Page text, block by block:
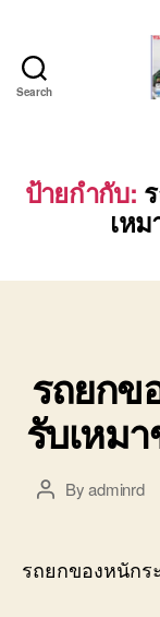
Search
ป้ายกำกับ:
เห
รถยกข
รับเหม
PostByadminrd
รถยกของหนักร